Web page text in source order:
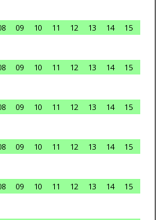
09 10 11 12 13 14
15
09 10 11 12 13 14
15
09 10 11 12 13 14
15
09 10 11 12 13 14
15
09 10 11 12 13 14
15